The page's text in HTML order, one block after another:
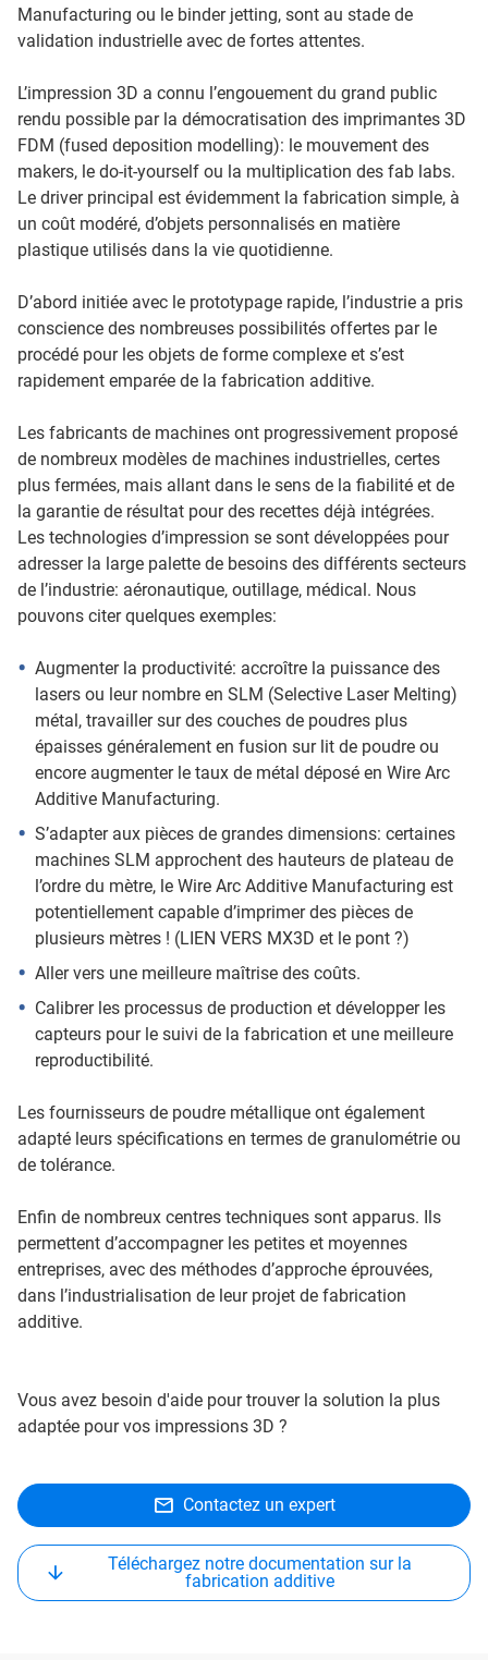
Manufacturing ou le binder jetting, sont au stade de
validation industrielle avec de fortes attentes.
L’impression 3D a connu l’engouement du grand public
rendu possible par la démocratisation des imprimantes 3D
FDM (fused deposition modelling): le mouvement des
makers, le do-it-yourself ou la multiplication des fab labs.
Le driver principal est évidemment la fabrication simple, à
un coût modéré, d’objets personnalisés en matière
plastique utilisés dans la vie quotidienne.
D’abord initiée avec le prototypage rapide, l’industrie a pris
conscience des nombreuses possibilités offertes par le
procédé pour les objets de forme complexe et s’est
rapidement emparée de la fabrication additive.
Les fabricants de machines ont progressivement proposé
de nombreux modèles de machines industrielles, certes
plus fermées, mais allant dans le sens de la fiabilité et de
la garantie de résultat pour des recettes déjà intégrées.
Les technologies d’impression se sont développées pour
adresser la large palette de besoins des différents secteurs
de l’industrie: aéronautique, outillage, médical. Nous
pouvons citer quelques exemples:
Augmenter la productivité: accroître la puissance des
lasers ou leur nombre en SLM (Selective Laser Melting)
métal, travailler sur des couches de poudres plus
épaisses généralement en fusion sur lit de poudre ou
encore augmenter le taux de métal déposé en Wire Arc
Additive Manufacturing.
S’adapter aux pièces de grandes dimensions: certaines
machines SLM approchent des hauteurs de plateau de
l’ordre du mètre, le Wire Arc Additive Manufacturing est
potentiellement capable d’imprimer des pièces de
plusieurs mètres ! (LIEN VERS MX3D et le pont ?)
Aller vers une meilleure maîtrise des coûts.
Calibrer les processus de production et développer les
capteurs pour le suivi de la fabrication et une meilleure
reproductibilité.
Les fournisseurs de poudre métallique ont également
adapté leurs spécifications en termes de granulométrie ou
de tolérance.
Enfin de nombreux centres techniques sont apparus. Ils
permettent d’accompagner les petites et moyennes
entreprises, avec des méthodes d’approche éprouvées,
dans l’industrialisation de leur projet de fabrication
additive.
Vous avez besoin d'aide pour trouver la solution la plus
adaptée pour vos impressions 3D ?
Contactez un expert
Téléchargez notre documentation sur la
fabrication additive